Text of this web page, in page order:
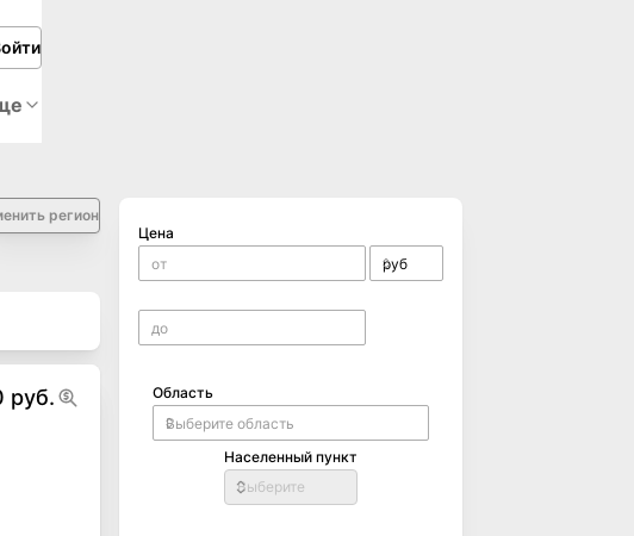
регион
руб.
Цена
Область
Населенный пункт
Выберите